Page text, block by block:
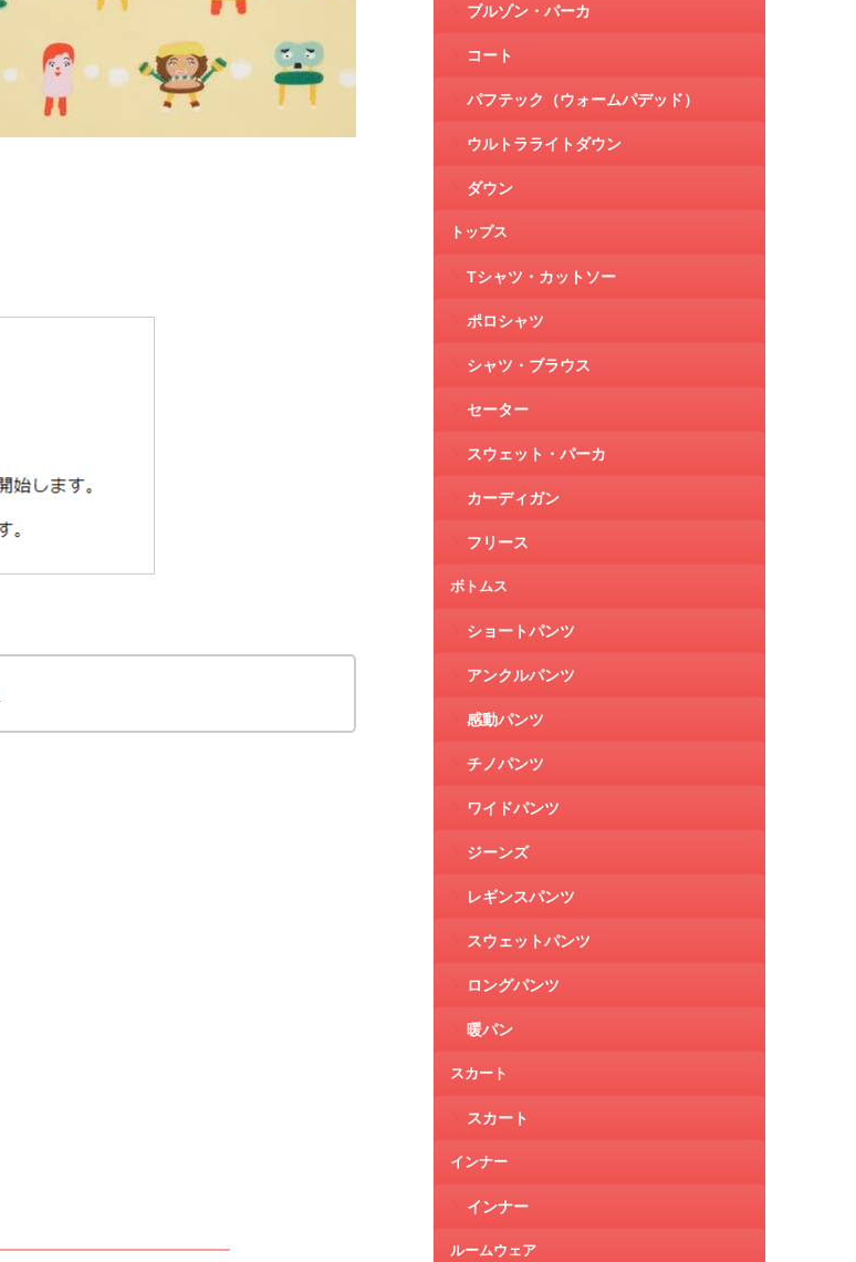
ブルゾン・パーカ
コート
パフテック（ウォームパデッド）
ウルトラライトダウン
ダウン
トップス
Tシャツ・カットソー
ポロシャツ
シャツ・ブラウス
セーター
スウェット・パーカ
カーディガン
フリース
ボトムス
ショートパンツ
アンクルパンツ
感動パンツ
チノパンツ
ワイドパンツ
ジーンズ
レギンスパンツ
スウェットパンツ
ロングパンツ
暖パン
スカート
スカート
インナー
インナー
ルームウェア